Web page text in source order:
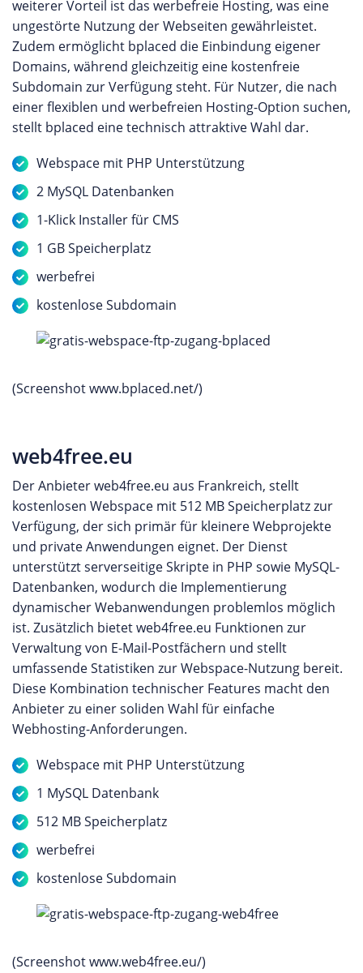
weiterer Vorteil ist das werbefreie Hosting, was eine
ungestörte Nutzung der Webseiten gewährleistet.
Zudem ermöglicht bplaced die Einbindung eigener
Domains, während gleichzeitig eine kostenfreie
Subdomain zur Verfügung steht. Für Nutzer, die nach
einer flexiblen und werbefreien Hosting-Option suchen,
stellt bplaced eine technisch attraktive Wahl dar.
Webspace mit PHP Unterstützung
2 MySQL Datenbanken
1-Klick Installer für CMS
1 GB Speicherplatz
werbefrei
kostenlose Subdomain
(Screenshot www.bplaced.net/)
web4free.eu
Der Anbieter web4free.eu aus Frankreich, stellt
kostenlosen Webspace mit 512 MB Speicherplatz zur
Verfügung, der sich primär für kleinere Webprojekte
und private Anwendungen eignet. Der Dienst
unterstützt serverseitige Skripte in PHP sowie MySQL-
Datenbanken, wodurch die Implementierung
dynamischer Webanwendungen problemlos möglich
ist. Zusätzlich bietet web4free.eu Funktionen zur
Verwaltung von E-Mail-Postfächern und stellt
umfassende Statistiken zur Webspace-Nutzung bereit.
Diese Kombination technischer Features macht den
Anbieter zu einer soliden Wahl für einfache
Webhosting-Anforderungen.
Webspace mit PHP Unterstützung
1 MySQL Datenbank
512 MB Speicherplatz
werbefrei
kostenlose Subdomain
(Screenshot www.web4free.eu/)